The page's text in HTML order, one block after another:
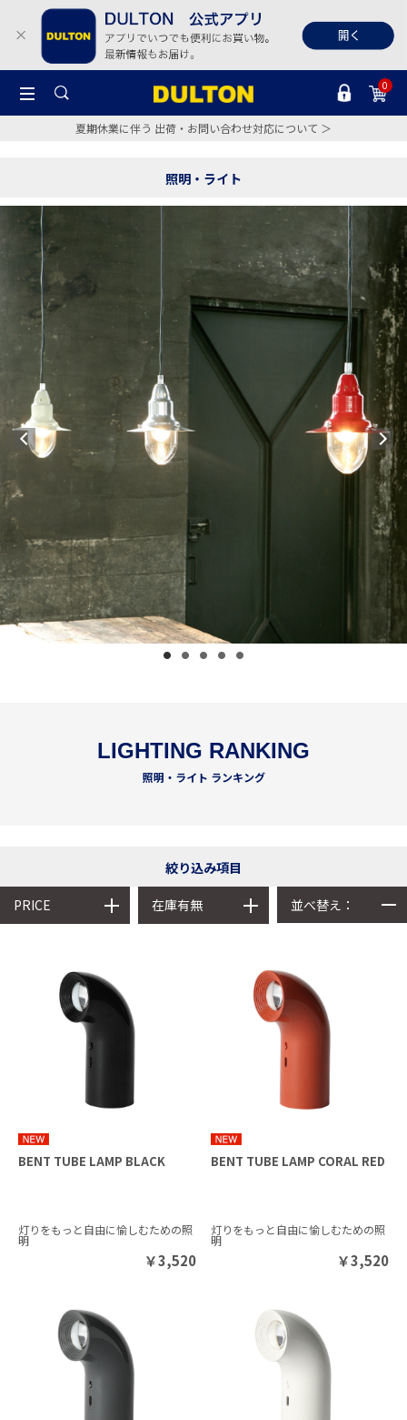
0
夏期休業に伴う 出荷・お問い合わせ対応について ＞
照明・ライト
LIGHTING RANKING
照明・ライト ランキング
絞り込み項目
PRICE 在庫有無 並べ替え：
BENT TUBE LAMP BLACK
灯りをもっと自由に愉しむための照
明
￥3,520
BENT TUBE LAMP CORAL RED
灯りをもっと自由に愉しむための照
明
￥3,520